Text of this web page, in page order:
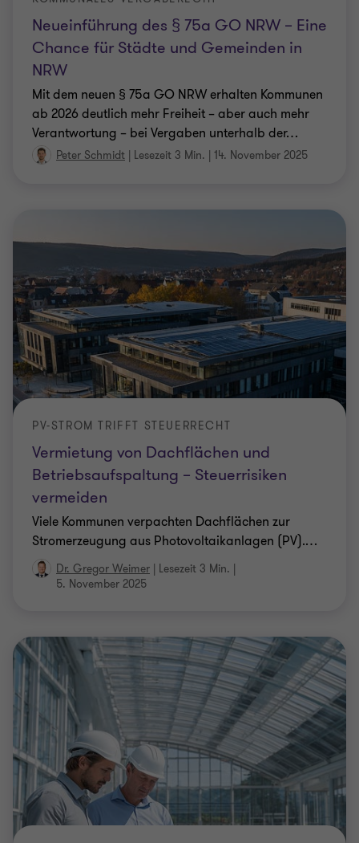
Mit dem neuen § 75a GO NRW erhalten Kommunen
ab 2026 deutlich mehr Freiheit – aber auch mehr
Verantwortung – bei Vergaben unterhalb der …
Peter Schmidt
Vermietung von Dachflächen und
Betriebsaufspaltung – Steuerrisiken
PV-STROM TRIFFT STEUERRECHT
Viele Kommunen verpachten Dachflächen zur
Stromerzeugung aus Photovoltaikanlagen (PV).
Dr. Gregor Weimer | Lesezeit 3 Min. |
5. November 2025
Der steuerliche Querverbund wird
klimaneutral: Endlich Planungssicherheit
STEUERLICHER QUERVERBUND & ÖFFENTLICHE UNTERNEHMEN
Welcome!
We process your personal information to measure and improve
our sites and service, to assist our marketing campaigns and to
provide personalised content and advertising. By clicking the
button on the right, you can exercise your privacy rights. For
more information see our privacy notice
Cookie Policy